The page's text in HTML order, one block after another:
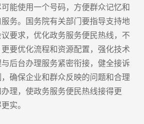
能使用一个号码，方便群众记忆和
务。国务院有关部门要指导支持地
要求，优化政务服务便民热线，不
要优化流程和资源配置，强化技术
后台办理服务紧密衔接，健全接诉
确保企业和群众反映的问题和合理
理，使政务服务便民热线接得更
实。